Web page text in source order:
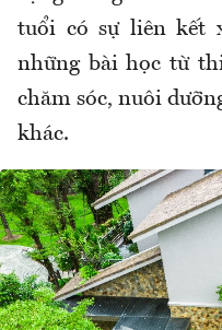
tuổi có sự liên kết
những bài học từ
chăm sóc, nuôi dư
khác.